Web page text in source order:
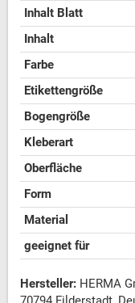
Inhalt Blatt
Inhalt
Farbe
Etikettengröße
Bogengröße
Kleberart
Oberfläche
Form
Material
geeignet für
Hersteller: HERMA